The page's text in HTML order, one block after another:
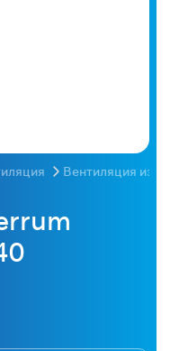
Вентиляция из